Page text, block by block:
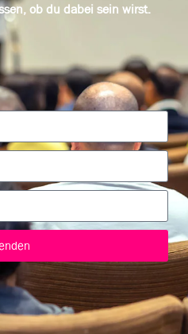
ob du dabei sein wirst.